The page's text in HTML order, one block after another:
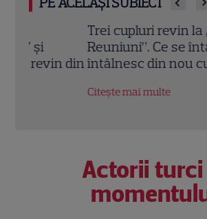
Trei cupluri revin la „Insula
Reuniuni”. Ce se întâmplă
întâlnesc din nou cu Radu
Citește mai multe
Actorii turci